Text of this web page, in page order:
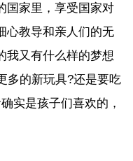
国家里，享受国家对
心教导和亲人们的无
我又有什么样的梦想
多的新玩具?还是要吃
实是孩子们喜欢的，